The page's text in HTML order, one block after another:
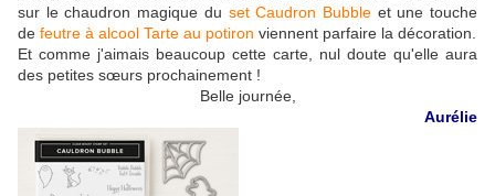
sur le chaudron magique du set Caudron Bubbleet une touche
de feutre à alcool Tarte au potiron viennent parfaire la décoration.
Et comme j'aimais beaucoup cette carte, nul doute qu'elle aura
des petites sœurs prochainement !
Belle journée,
Aurélie